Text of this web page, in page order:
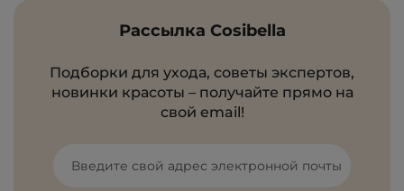
Рассылка Cosibella
Подборки для ухода, советы экспертов,
новинки красоты – получайте прямо на
свой email!
Введите свой адрес электронной почты